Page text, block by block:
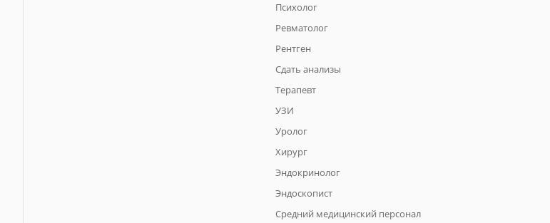
Психолог
Ревматолог
Рентген
Сдать анализы
Терапевт
УЗИ
Уролог
Хирург
Эндокринолог
Эндоскопист
Средний медицинский персонал